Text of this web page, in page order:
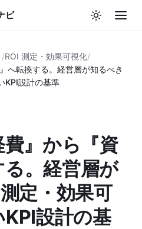
ビ
/ROI 測定・効果可視化/
へ転換する。経営層が知るべき
KPI設計の基準
』から『資
。経営層が
定・効果可
設計の基